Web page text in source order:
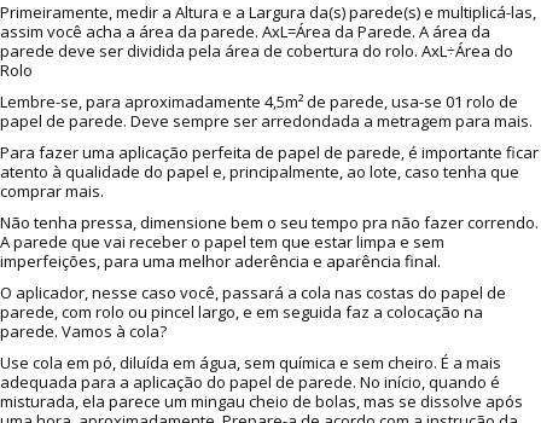
Primeiramente, medir a Altura e a Largura da(s) parede(s) e multiplicá-las,
assim você acha a área da parede. AxL=Área da Parede. A área da
parede deve ser dividida pela área de cobertura do rolo. AxL÷Área do
Rolo
Lembre-se, para aproximadamente 4,5m² de parede, usa-se 01 rolo de
papel de parede. Deve sempre ser arredondada a metragem para mais.
Para fazer uma aplicação perfeita de papel de parede, é importante ficar
atento à qualidade do papel e, principalmente, ao lote, caso tenha que
comprar mais.
Não tenha pressa, dimensione bem o seu tempo pra não fazer correndo.
A parede que vai receber o papel tem que estar limpa e sem
imperfeições, para uma melhor aderência e aparência final.
O aplicador, nesse caso você, passará a cola nas costas do papel de
parede, com rolo ou pincel largo, e em seguida faz a colocação na
parede. Vamos à cola?
Use cola em pó, diluída em água, sem química e sem cheiro. É a mais
adequada para a aplicação do papel de parede. No início, quando é
misturada, ela parece um mingau cheio de bolas, mas se dissolve após